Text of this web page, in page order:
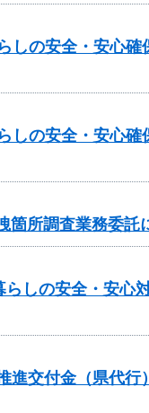
の安全・安心
の安全・安心
所調査業務委託
しの安全・安心
交付金（県代行